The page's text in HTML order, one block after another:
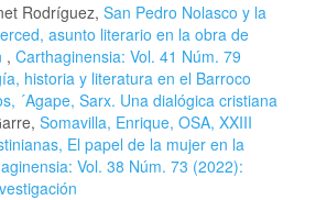
Rodríguez, San Pedro Nolasco y la
asunto literario en la obra de
, Carthaginensia: Vol. 41 Núm. 79
historia y literatura en el Barroco
´Agape, Sarx. Una dialógica cristiana
Somavilla, Enrique, OSA, XXIII
El papel de la mujer en la
Vol. 38 Núm. 73 (2022):